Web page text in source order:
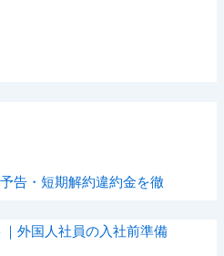
告・短期解約違約金を徹
外国人社員の入社前準備